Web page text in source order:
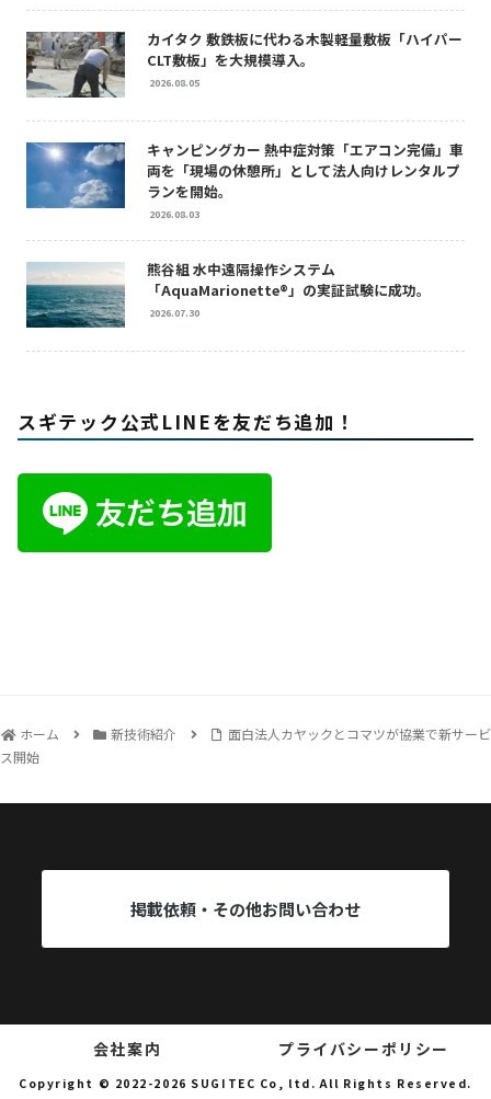
カイタク 敷鉄板に代わる木製軽量敷板「ハイパー
CLT敷板」を大規模導入。
2026.08.05
キャンピングカー 熱中症対策「エアコン完備」車
両を「現場の休憩所」として法人向けレンタルプ
ランを開始。
2026.08.03
熊谷組 水中遠隔操作システム
「AquaMarionette®」の実証試験に成功。
2026.07.30
スギテック公式LINEを友だち追加！
ホーム 新技術紹介
面白法人カヤックとコマツが協業で新サービ
ス開始
掲載依頼・その他お問い合わせ
会社案内 プライバシーポリシー
Copyright © 2022-2026 SUGITEC Co, ltd. All Rights Reserved.